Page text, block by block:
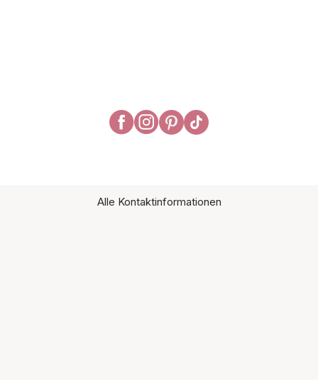
Alle Kontaktinformationen